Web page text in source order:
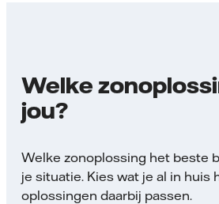
Welke
jou?
Welke zonoplossing het beste
je situatie. Kies wat je al in huis
oplossingen daarbij passen.